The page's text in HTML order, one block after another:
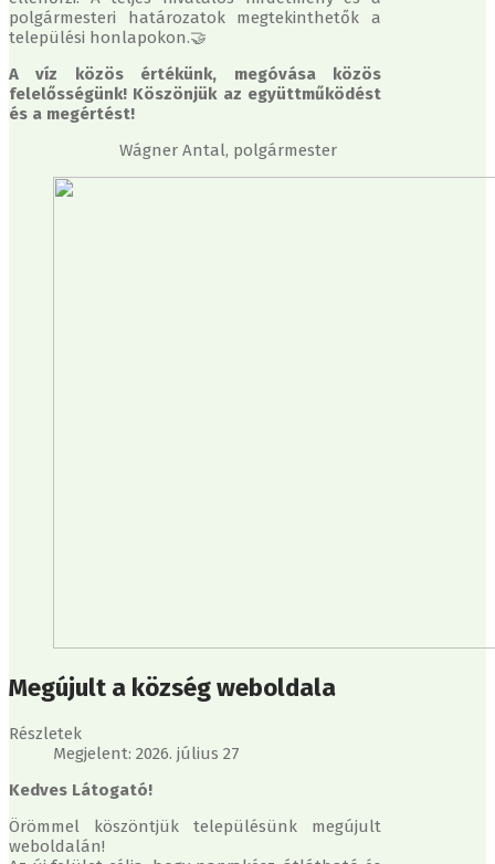
polgármesteri határozatok megtekinthetők a
települési honlapokon.🤝
A víz közös értékünk, megóvása közös
felelősségünk! Köszönjük az együttműködést
és a megértést!
Wágner Antal, polgármester
Megújult a község weboldala
Részletek
Megjelent: 2026. július 27
Kedves Látogató!
Örömmel köszöntjük településünk megújult
weboldalán!